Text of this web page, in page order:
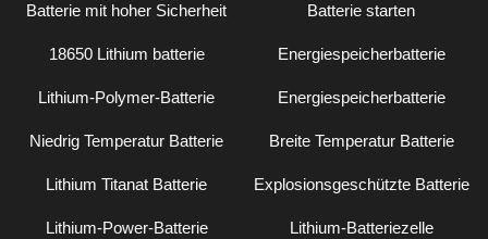
Batterie mit hoher Sicherheit Batterie starten
18650 Lithium batterie Energiespeicherbatterie
Lithium-Polymer-Batterie Energiespeicherbatterie
Niedrig Temperatur Batterie Breite Temperatur Batterie
Lithium Titanat Batterie Explosionsgeschützte Batterie
Lithium-Power-Batterie Lithium-Batteriezelle